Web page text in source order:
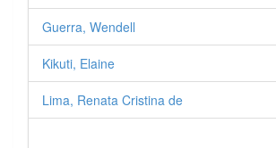
Guerra, Wendell
Kikuti, Elaine
Lima, Renata Cristina de